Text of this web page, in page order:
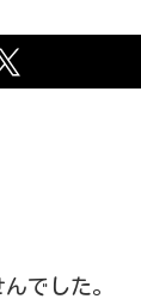
でした。